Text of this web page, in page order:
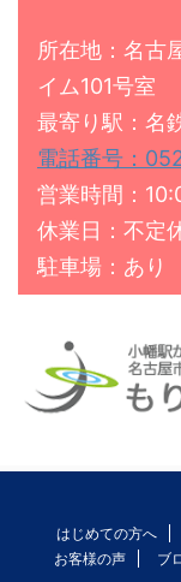
所在地：名古
イム101号室
最寄り駅：名
電話番号：
営業時間：
休業日：不定
駐車場：あり
はじめての方へ
お客様の声
ブ